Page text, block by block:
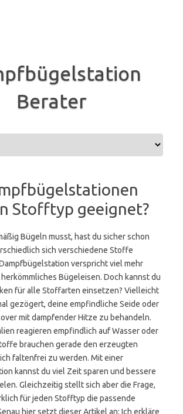
Berater
Stofftyp geeignet?
Bügeln musst, hast du sicher schon
sich verschiedene Stoffe
verspricht viel mehr
Bügeleisen. Doch kannst du
für alle Stoffarten einsetzen? Vielleicht
gezögert, deine empfindliche Seide oder
mit dampfender Hitze zu behandeln.
reagieren empfindlich auf Wasser oder
brauchen gerade den erzeugten
faltenfrei zu werden. Mit einer
kannst du viel Zeit sparen und bessere
Gleichzeitig stellt sich aber die Frage,
für jeden Stofftyp die passende
hier setzt dieser Artikel an: Ich erkläre